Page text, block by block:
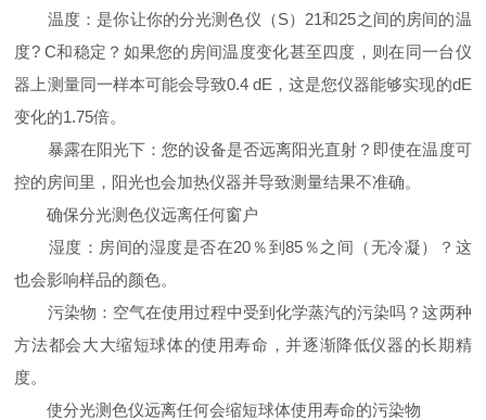
温度：是你让你的分光测色仪（S）21和25之间的房间的温
度? C和稳定？如果您的房间温度变化甚至四度，则在同一台仪
器上测量同一样本可能会导致0.4 dE，这是您仪器能够实现的dE
变化的1.75倍。
暴露在阳光下：您的设备是否远离阳光直射？即使在温度可
控的房间里，阳光也会加热仪器并导致测量结果不准确。
确保分光测色仪远离任何窗户
湿度：房间的湿度是否在20％到85％之间（无冷凝）？这
也会影响样品的颜色。
污染物：空气在使用过程中受到化学蒸汽的污染吗？这两种
方法都会大大缩短球体的使用寿命，并逐渐降低仪器的长期精
度。
使分光测色仪远离任何会缩短球体使用寿命的污染物